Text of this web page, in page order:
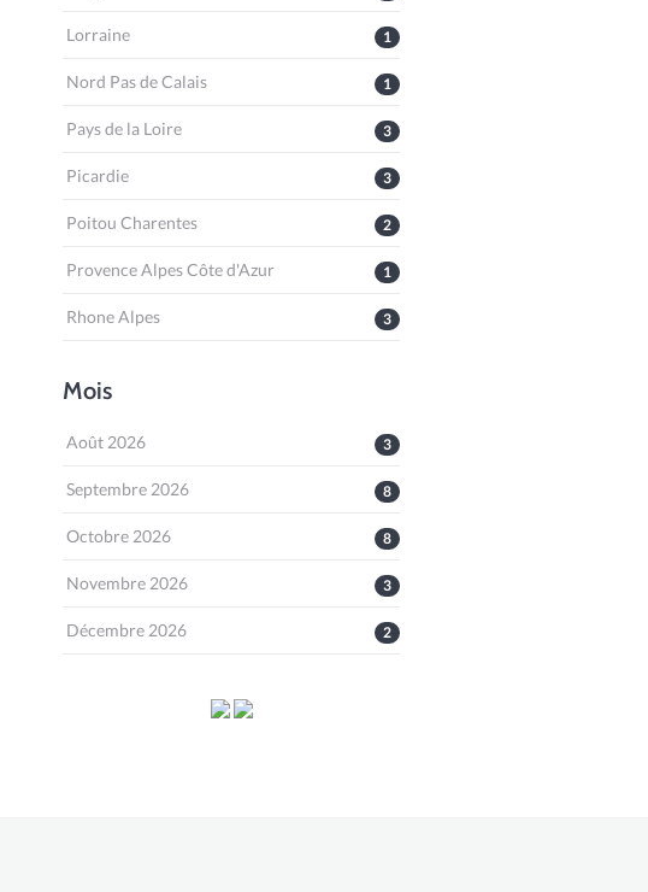
1
Lorraine
1
Nord Pas de Calais
3
Pays de la Loire
3
Picardie
2
Poitou Charentes
1
Provence Alpes Côte d'Azur
3
Rhone Alpes
Mois
3
Août 2026
8
Septembre 2026
8
Octobre 2026
3
Novembre 2026
2
Décembre 2026